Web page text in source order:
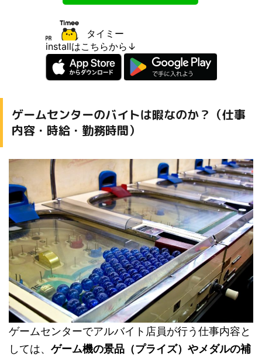
タイミー
installはこちらから↓
ゲームセンターのバイトは暇なのか？（仕事
内容・時給・勤務時間）
ゲームセンターでアルバイト店員が行う仕事内容と
しては、 ゲーム機の景品（プライズ）やメダルの補